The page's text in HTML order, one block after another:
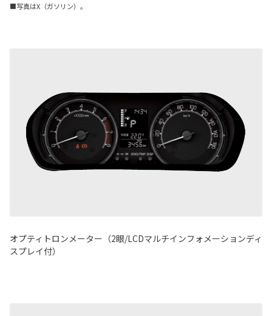
■写真はX（ガソリン）。
オプティトロンメーター（2眼/LCDマルチインフォメーションディ
スプレイ付）